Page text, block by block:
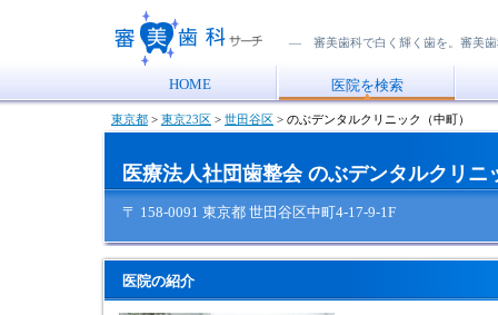
― 審美歯科で白く輝く歯を。審美
HOME 医院を検索
東京都 > 東京23区 > 世田谷区 > のぶデンタルクリニック（中町）
医療法人社団歯整会 のぶデンタルクリニ
〒 158-0091 東京都 世田谷区中町4-17-9-1F
医院の紹介